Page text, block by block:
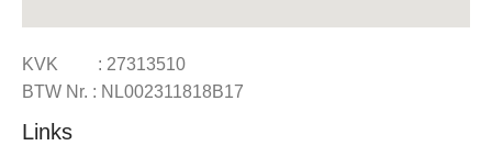
KVK : 27313510
BTW Nr. : NL002311818B17
Links